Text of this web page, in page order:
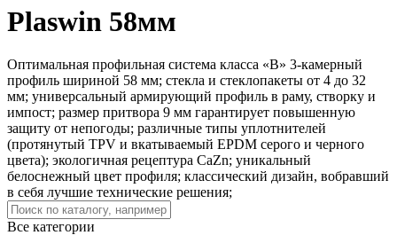
Plaswin 58мм
Оптимальная профильная система класса «В» 3-камерный
профиль шириной 58 мм; стекла и стеклопакеты от 4 до 32
мм; универсальный армирующий профиль в раму, створку и
импост; размер притвора 9 мм гарантирует повышенную
защиту от непогоды; различные типы уплотнителей
(протянутый TPV и вкатываемый EPDM серого и черного
цвета); экологичная рецептура CaZn; уникальный
белоснежный цвет профиля; классический дизайн, вобравший
в себя лучшие технические решения;
Все категории